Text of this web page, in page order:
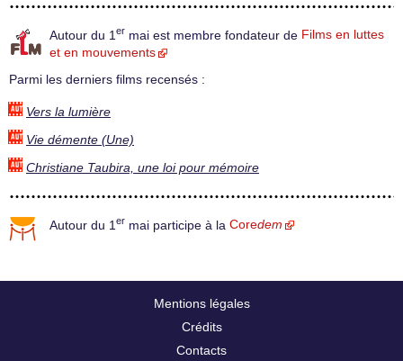
Autour du 1 er mai est membre fondateur de Films en luttes
et en mouvements
Parmi les derniers films recensés :
Vers la lumière
Vie démente (Une)
Christiane Taubira, une loi pour mémoire
Autour du 1 er mai participe à la Coredem
Mentions légales
Crédits
Contacts